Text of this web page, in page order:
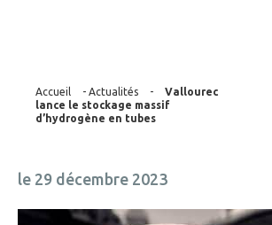
Accueil - Actualités -
Vallourec
lance le stockage massif
d’hydrogène en tubes
le 29 décembre 2023